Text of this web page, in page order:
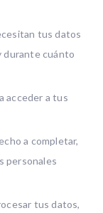
tus datos
durante cuánto
acceder a tus
a completar,
personales
tus datos,